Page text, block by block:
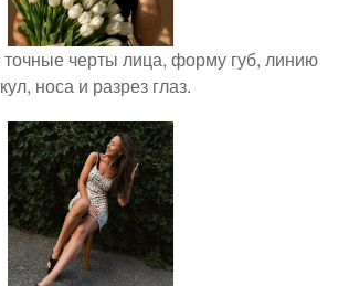
черты лица, форму губ, линию
носа и разрез глаз.